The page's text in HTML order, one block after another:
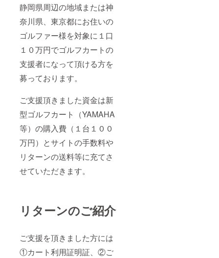
静岡県周辺の地域または神
奈川県、東京都にお住いの
ゴルファー様を対象に１口
１０万円でゴルフカートの
支援者になって頂ける方を
募っております。
ご支援頂きました資金は新
型ゴルフカート（YAMAHA
等）の購入費（１台１００
万円）とサイトの手数料や
リターンの送料等に充てさ
せていただきます。
リターンのご紹介
ご支援を頂きました方には
①カート利用証明証、②ご